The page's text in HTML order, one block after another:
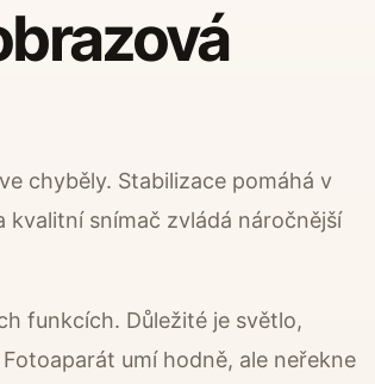
chyběly. Stabilizace pomáhá v
kvalitní snímač zvládá náročnější
funkcích. Důležité je světlo,
umí hodně, ale neřekne